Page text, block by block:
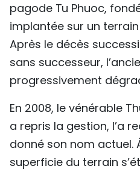
pagode Tu Phuoc,
implantée sur un terrain
Après le décès
sans successeur,
progressivement
En 2008, le vénérable
a repris la gestion, l’a
donné son nom actuel.
superficie du terrain